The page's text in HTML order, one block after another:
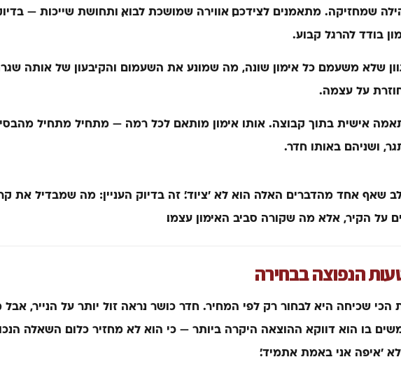
שמחזיקה. מתאמנים לצידכם, אווירה שמושכת לבוא, ותחושת שייכות —
בודד להרגל קבוע.
שלא משעמם. כל אימון שונה, מה שמונע את השעמום והקיבעון של אותה
על עצמה.
אישית בתוך קבוצה. אותו אימון מותאם לכל רמה — מתחיל מתחיל
ושניהם באותו חדר.
שאף אחד מהדברים האלה הוא לא ׳ציוד׳. זה בדיוק העניין: מה שמבדיל את
על הקיר, אלא מה שקורה סביב האימון עצמו.
הנפוצה בבחירה
הכי שכיחה היא לבחור רק לפי המחיר. חדר כושר נראה זול יותר על הנייר, אבל
בו הוא דווקא ההוצאה היקרה ביותר — כי הוא לא מחזיר כלום. השאלה
׳איפה אני באמת אתמיד׳.